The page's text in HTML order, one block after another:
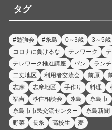
ー
タグ
#勉強会 #糸島 0～3歳 3～5歳
コロナに負けるな
テレワーク
テレワーク推進講座
パン ランチ
二丈地区
利用者交流会 前原
志摩
志摩地区 手作り 料理
福吉
移住相談会 糸島 糸島市
糸島市市民交流センター
糸島新聞
野菜
長糸 高校生 麦